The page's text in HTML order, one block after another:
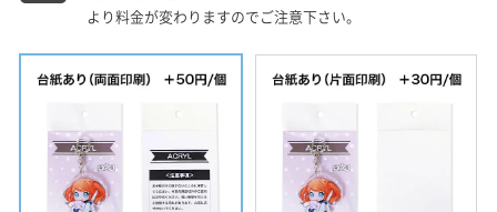
より料金が変わりますのでご注意下さい。